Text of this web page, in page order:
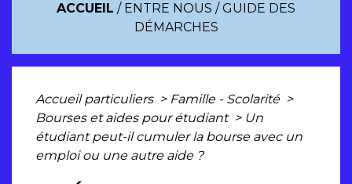
ACCUEIL / ENTRE NOUS /GUIDE DES
DÉMARCHES
Accueil particuliers > Famille - Scolarité >
Bourses et aides pour étudiant > Un
étudiant peut-il cumuler la bourse avec un
emploi ou une autre aide ?